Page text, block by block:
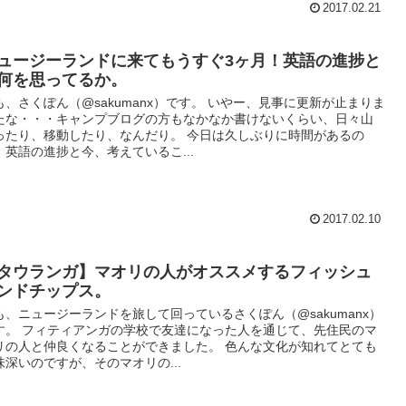
2017.02.21
ージーランドに来てもうすぐ3ヶ月！英語の進捗と
を思ってるか。
、さくぽん（@sakumanx）です。 いやー、見事に更新が止まりま
な・・・キャンプブログの方もなかなか書けないくらい、日々山
たり、移動したり、なんだり。 今日は久しぶりに時間があるの
英語の進捗と今、考えているこ...
2017.02.10
ウランガ】マオリの人がオススメするフィッシュ
ドチップス。
、ニュージーランドを旅して回っているさくぽん（@sakumanx）
。 フィティアンガの学校で友達になった人を通じて、先住民のマ
の人と仲良くなることができました。 色んな文化が知れてとても
深いのですが、そのマオリの...